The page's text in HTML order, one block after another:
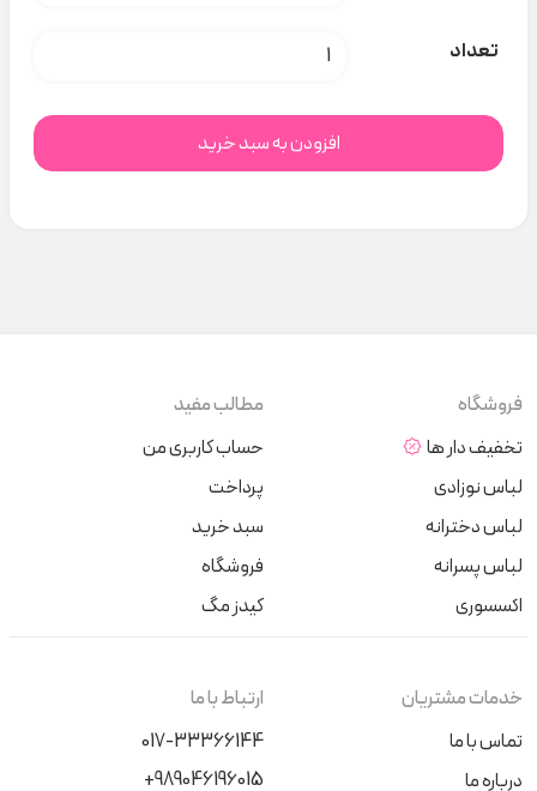
تعداد سرهمی دورنگ H کد H000443 عدد
افزودن به سبد خرید
فروشگاه
تخفیف دار ها
لباس نوزادی
لباس دخترانه
لباس پسرانه
اکسسوری
مطالب مفید
حساب کاربری من
پرداخت
سبد خرید
فروشگاه
کیدز مگ
خدمات مشتریان
تماس با ما
درباره ما
ارتباط با ما
017-33366144
+989046196015